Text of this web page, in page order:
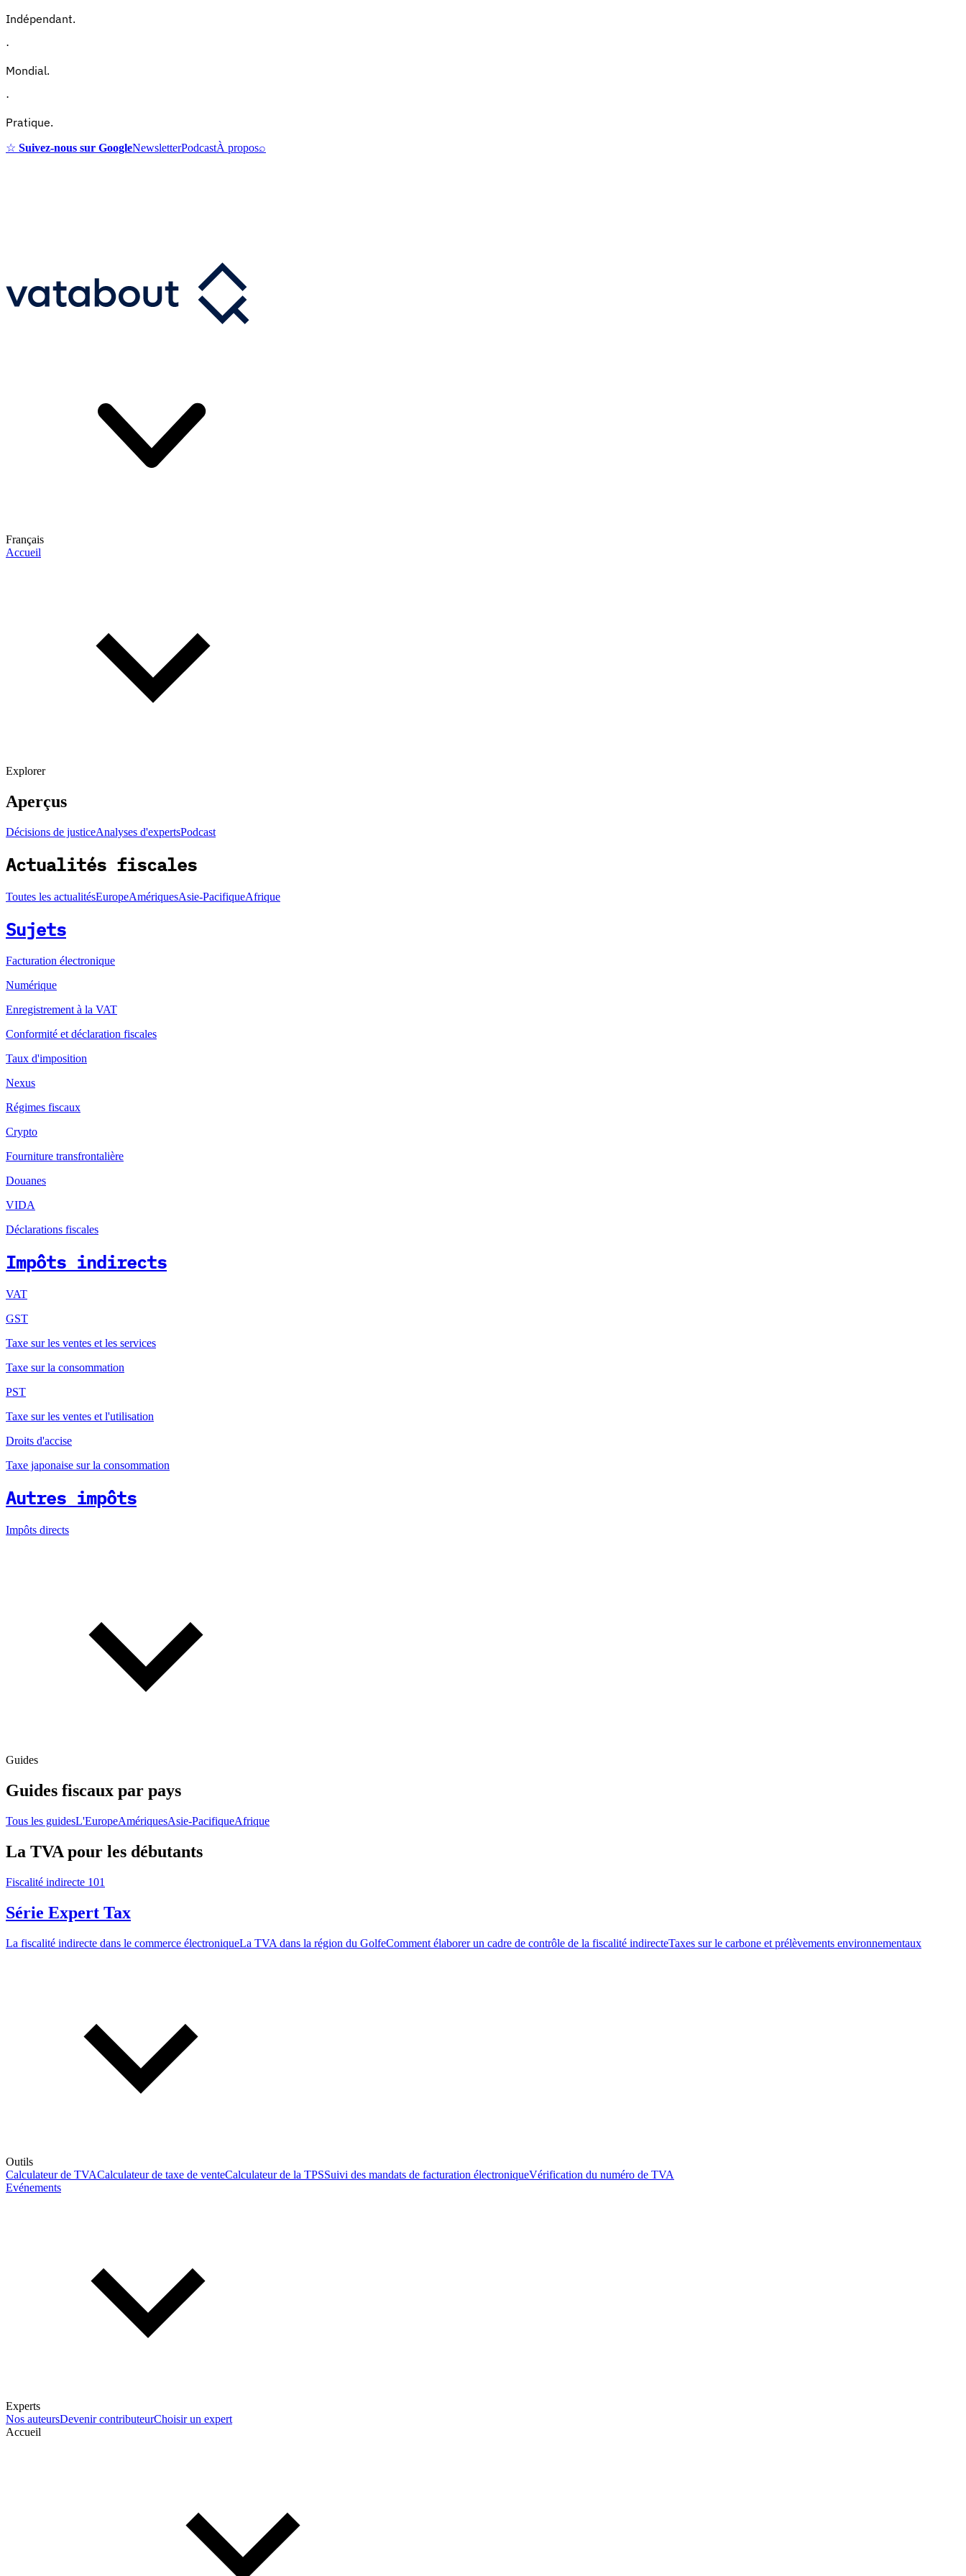
Indépendant.
·
Mondial.
·
Pratique.
☆ Suivez-nous sur GoogleNewsletterPodcastÀ propos⌕
Français
Accueil
Explorer
Aperçus
Décisions de justiceAnalyses d'expertsPodcast
Actualités fiscales
Toutes les actualitésEuropeAmériquesAsie-PacifiqueAfrique
Sujets
Facturation électronique
Numérique
Enregistrement à la VAT
Conformité et déclaration fiscales
Taux d'imposition
Nexus
Régimes fiscaux
Crypto
Fourniture transfrontalière
Douanes
VIDA
Déclarations fiscales
Impôts indirects
VAT
GST
Taxe sur les ventes et les services
Taxe sur la consommation
PST
Taxe sur les ventes et l'utilisation
Droits d'accise
Taxe japonaise sur la consommation
Autres impôts
Impôts directs
Guides
Guides fiscaux par pays
Tous les guidesL'EuropeAmériquesAsie-PacifiqueAfrique
La TVA pour les débutants
Fiscalité indirecte 101
Série Expert Tax
La fiscalité indirecte dans le commerce électroniqueLa TVA dans la région du GolfeComment élaborer un cadre de contrôle de la fiscalité indirecteTaxes sur le carbone et prélèvements environnementaux
Outils
Calculateur de TVACalculateur de taxe de venteCalculateur de la TPSSuivi des mandats de facturation électroniqueVérification du numéro de TVA
Evénements
Experts
Nos auteursDevenir contributeurChoisir un expert
Accueil